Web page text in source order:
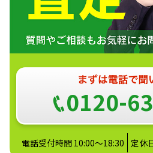
0120-
電話受付時間 10:00～18:30 定休